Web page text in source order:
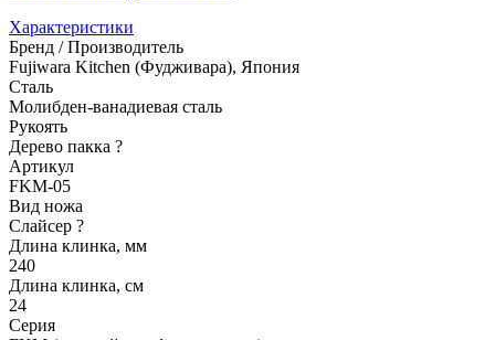
Характеристики
Бренд / Производитель
Fujiwara Kitchen (Фудживара), Япония
Сталь
Молибден-ванадиевая сталь
Рукоять
Дерево пакка ?
Артикул
FKM-05
Вид ножа
Слайсер ?
Длина клинка, мм
240
Длина клинка, см
24
Серия